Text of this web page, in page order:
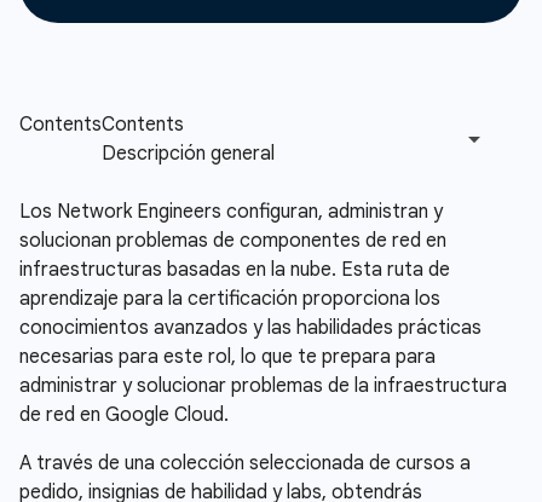
Los Network Engineers configuran, administran y
solucionan problemas de componentes de red en
infraestructuras basadas en la nube. Esta ruta de
aprendizaje para la certificación proporciona los
conocimientos avanzados y las habilidades prácticas
necesarias para este rol, lo que te prepara para
administrar y solucionar problemas de la infraestructura
de red en Google Cloud.
A través de una colección seleccionada de cursos a
pedido, insignias de habilidad y labs, obtendrás